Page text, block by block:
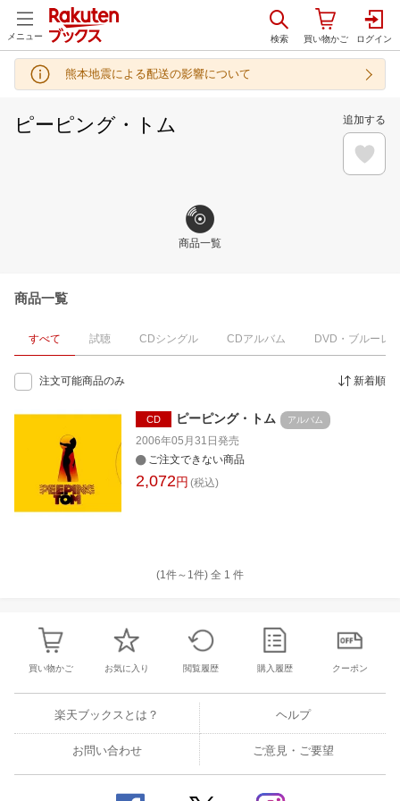
メニュー
熊本地震による配送の影響について
ピーピング・トム 追加する
商品一覧
商品一覧
すべて 試聴 CDシングル CDアルバム DVD・ブルーレ
注文可能商品のみ 新着順
CD ピーピング・トム アルバム
2006年05月31日 発売
ご注文できない商品
2,072円 (税込)
(1件～ 1件) 全 1 件
買い物かご お気に入り 閲覧履歴 購入履歴 クーポン
楽天ブックスとは？ ヘルプ
お問い合わせ ご意見・ご要望